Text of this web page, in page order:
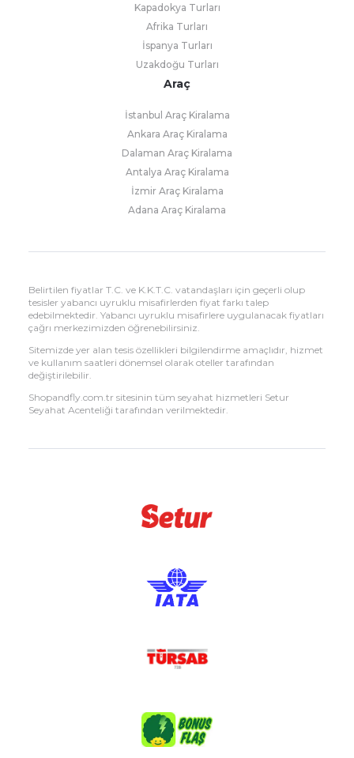
Kapadokya Turları
Afrika Turları
İspanya Turları
Uzakdoğu Turları
Araç
İstanbul Araç Kiralama
Ankara Araç Kiralama
Dalaman Araç Kiralama
Antalya Araç Kiralama
İzmir Araç Kiralama
Adana Araç Kiralama
Belirtilen fiyatlar T.C. ve K.K.T.C. vatandaşları için geçerli olup
tesisler yabancı uyruklu misafirlerden fiyat farkı talep
edebilmektedir. Yabancı uyruklu misafirlere uygulanacak fiyatları
çağrı merkezimizden öğrenebilirsiniz.
Sitemizde yer alan tesis özellikleri bilgilendirme amaçlıdır, hizmet
ve kullanım saatleri dönemsel olarak oteller tarafından
değiştirilebilir.
Shopandfly.com.tr sitesinin tüm seyahat hizmetleri Setur
Seyahat Acenteliği tarafından verilmektedir.